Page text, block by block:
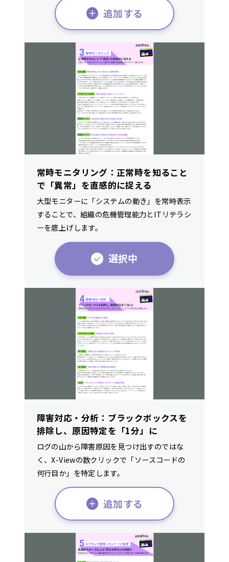
追加する
常時モニタリング：正常時を知ること
で「異常」を直感的に捉える
大型モニターに「システムの動き」を常時表示
することで、組織の危機管理能力とITリテラシ
ーを底上げします。
選択中
障害対応・分析：ブラックボックスを
排除し、原因特定を「1分」に
ログの山から障害原因を見つけ出すのではな
く、X-Viewの数クリックで「ソースコードの
何行目か」を特定します。
追加する